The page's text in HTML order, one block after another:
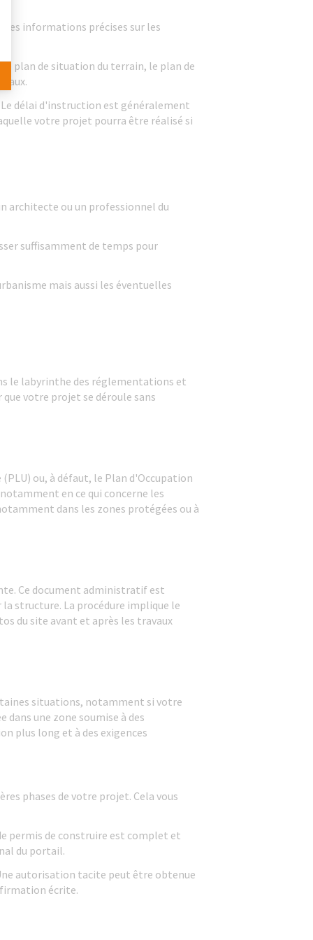
informations précises sur les
plan de situation du terrain, le plan de
délai d'instruction est généralement
votre projet pourra être réalisé si
architecte ou un professionnel du
suffisamment de temps pour
mais aussi les éventuelles
le labyrinthe des réglementations et
votre projet se déroule sans
ou, à défaut, le Plan d'Occupation
en ce qui concerne les
dans les zones protégées ou à
Ce document administratif est
structure. La procédure implique le
du site avant et après les travaux
situations, notamment si votre
une zone soumise à des
plus long et à des exigences
phases de votre projet. Cela vous
permis de construire est complet et
du portail.
autorisation tacite peut être obtenue
écrite.